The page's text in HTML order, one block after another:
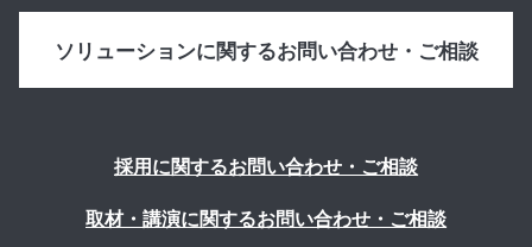
ソリューションに関するお問い合わせ・ご相談
採用に関するお問い合わせ・ご相談
取材・講演に関するお問い合わせ・ご相談